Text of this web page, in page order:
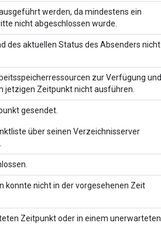
werden, da mindestens ein
nicht abgeschlossen wurde.
des aktuellen Status des Absenders nicht
zur Verfügung und
jetzigen Zeitpunkt nicht ausführen.
gesendet.
über seinen Verzeichnisserver
konnte nicht in der vorgesehenen Zeit
Zeitpunkt oder in einem unerwarteten